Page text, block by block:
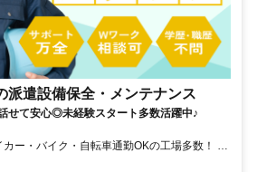
派遣設備保全・メンテナンス
せて安心◎未経験スタート多数活躍中♪
ー・バイク・自転車通勤OKの工場多数！ ★
クラク通勤！